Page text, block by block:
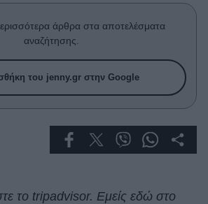
άρθρα στα αποτελέσματα
αναζήτησης.
του jenny.gr στην Google
το tripadvisor. Εμείς εδώ στο